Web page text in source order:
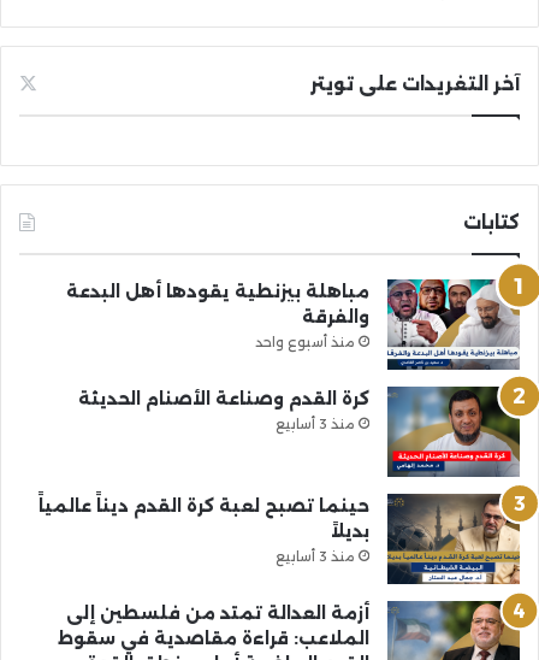
آخر التغريدات على تويتر
كتابات
مباهلة بيزنطية يقودها أهل البدعة
والفرقة
منذ أسبوع واحد
كرة القدم وصناعة الأصنام الحديثة
منذ 3 أسابيع
حينما تصبح لعبة كرة القدم ديناً عالمياً
بديلاً
منذ 3 أسابيع
أزمة العدالة تمتد من فلسطين إلى
الملاعب: قراءة مقاصدية في سقوط